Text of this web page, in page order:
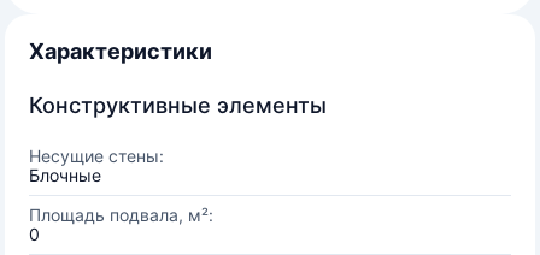
Характеристики
Конструктивные элементы
Несущие стены:
Блочные
Площадь подвала, м²:
0